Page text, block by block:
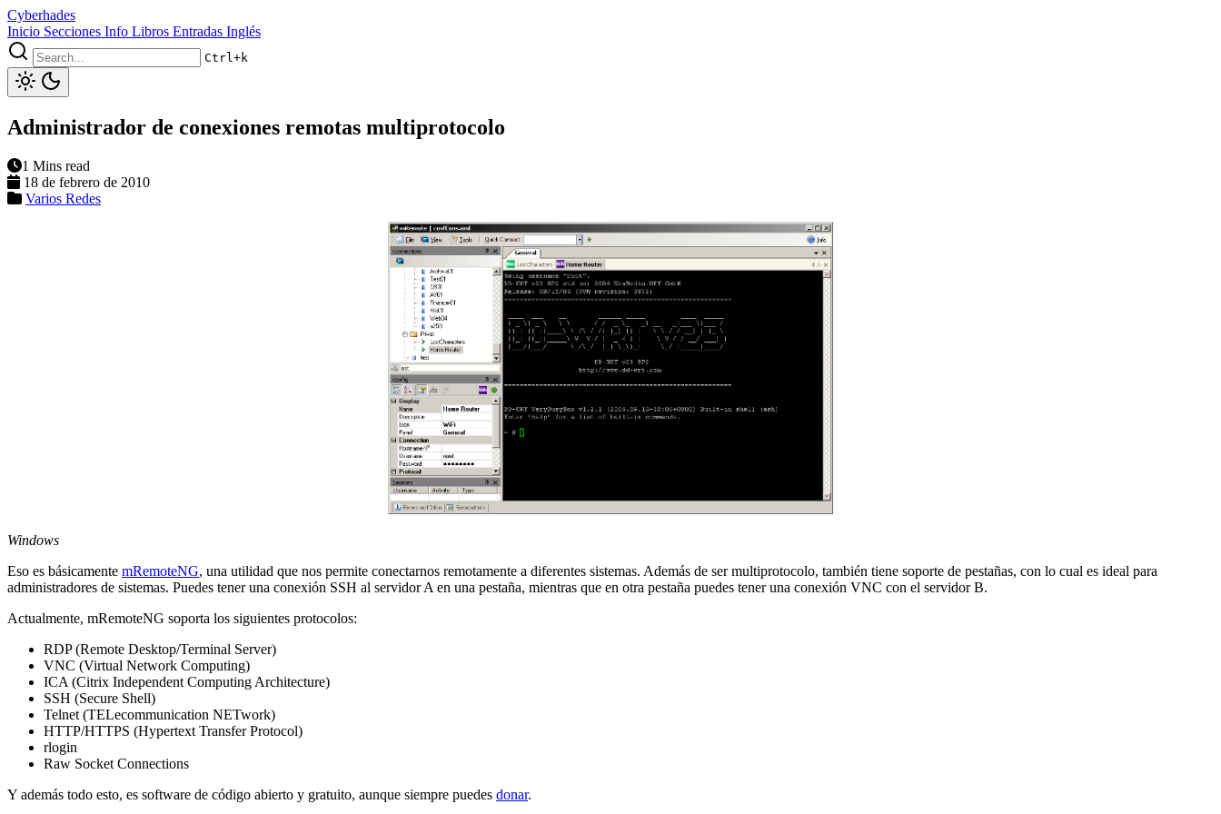
Cyberhades
Inicio Secciones Info Libros Entradas Inglés
Ctrl+k
Administrador de conexiones remotas multiprotocolo
1 Mins read
18 de febrero de 2010
Varios Redes
Windows
Eso es básicamente mRemoteNG, una utilidad que nos permite conectarnos remotamente a diferentes sistemas. Además de ser multiprotocolo, también tiene soporte de pestañas, con lo cual es ideal para
administradores de sistemas. Puedes tener una conexión SSH al servidor A en una pestaña, mientras que en otra pestaña puedes tener una conexión VNC con el servidor B.
Actualmente, mRemoteNG soporta los siguientes protocolos:
RDP (Remote Desktop/Terminal Server)
VNC (Virtual Network Computing)
ICA (Citrix Independent Computing Architecture)
SSH (Secure Shell)
Telnet (TELecommunication NETwork)
HTTP/HTTPS (Hypertext Transfer Protocol)
rlogin
Raw Socket Connections
Y además todo esto, es software de código abierto y gratuito, aunque siempre puedes donar.